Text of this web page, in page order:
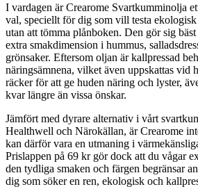
I vardagen är Crearome Svartkumminolja
val, speciellt för dig som vill testa
utan att tömma plånboken. Den gör sig
extra smakdimension i hummus,
grönsaker. Eftersom oljan är kallpressad
näringsämnena, vilket även uppskattas vid
räcker för att ge huden näring och lyster,
kvar längre än vissa önskar.
Jämfört med dyrare alternativ i vårt
Healthwell och Närokällan, är Crearome
kan därför vara en utmaning i
Prislappen på 69 kr gör dock att du vågar
den tydliga smaken och färgen begränsar
dig som söker en ren, ekologisk och